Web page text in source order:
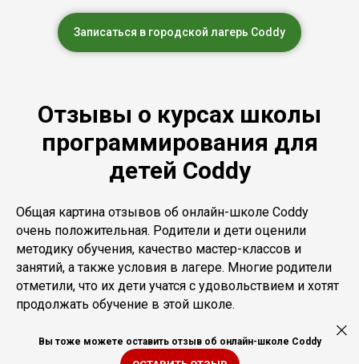
Записаться в городской лагерь Coddy
Отзывы о курсах школы
программирования для
детей Coddy
Общая картина отзывов об онлайн-школе Coddy
очень положительная. Родители и дети оценили
методику обучения, качество мастер-классов и
занятий, а также условия в лагере. Многие родители
отметили, что их дети учатся с удовольствием и хотят
продолжать обучение в этой школе.
Вы тоже можете оставить отзыв об онлайн-школе Coddy